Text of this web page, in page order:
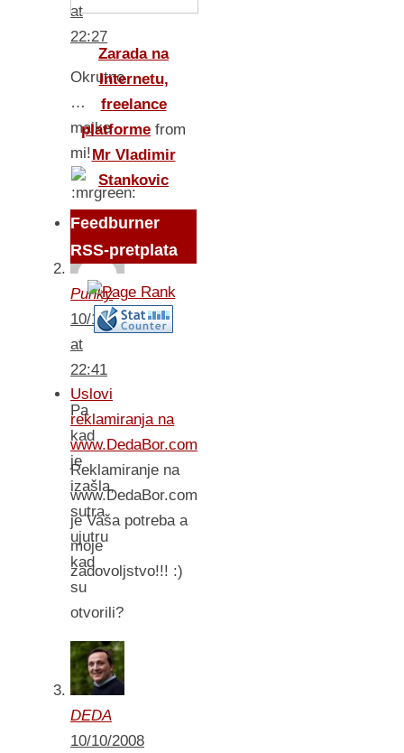
at
22:27
Okrutno
…
majke
mi!
Punky
10/10/2008
at
22:41
Pa
kad
je
izašla,
sutra
ujutru
kad
su
otvorili?
DEDA
10/10/2008
Zarada na
Internetu,
freelance
platforme from
Mr Vladimir
Stankovic
Feedburner
RSS-pretplata
Uslovi
reklamiranja na
www.DedaBor.com
Reklamiranje na
www.DedaBor.com
je Vaša potreba a
moje
zadovoljstvo!!! :)